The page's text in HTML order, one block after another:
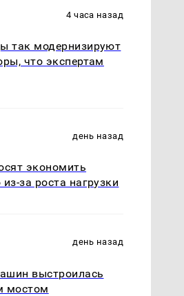
4 часа назад
так модернизируют
что экспертам
день назад
экономить
за роста нагрузки
день назад
выстроилась
мостом